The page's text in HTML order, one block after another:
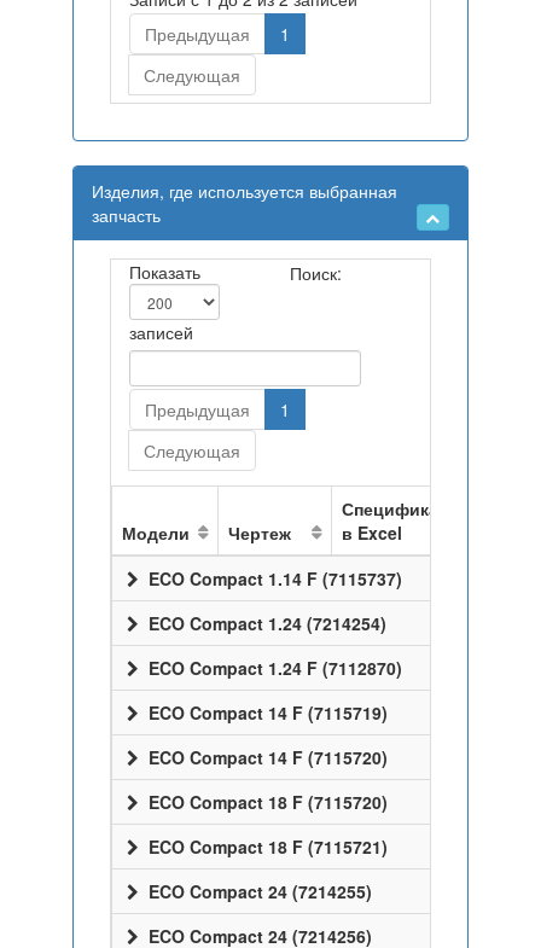
Предыдущая
1
Следующая
Изделия, где используется выбранная
запчасть
Показать
записей
Поиск:
Предыдущая
1
Следующая
Модели Чертеж
Спецификация
в Excel
ECO Compact 1.14 F (7115737)
ECO Compact 1.24 (7214254)
ECO Compact 1.24 F (7112870)
ECO Compact 14 F (7115719)
ECO Compact 14 F (7115720)
ECO Compact 18 F (7115720)
ECO Compact 18 F (7115721)
ECO Compact 24 (7214255)
ECO Compact 24 (7214256)